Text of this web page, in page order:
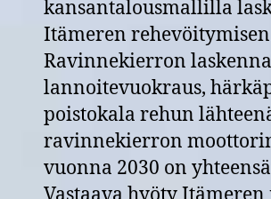
kansantalousmallilla
Itämeren
Ravinnekierron
lannoitevuokraus,
poistokala rehun
ravinnekierron
vuonna 2030 on